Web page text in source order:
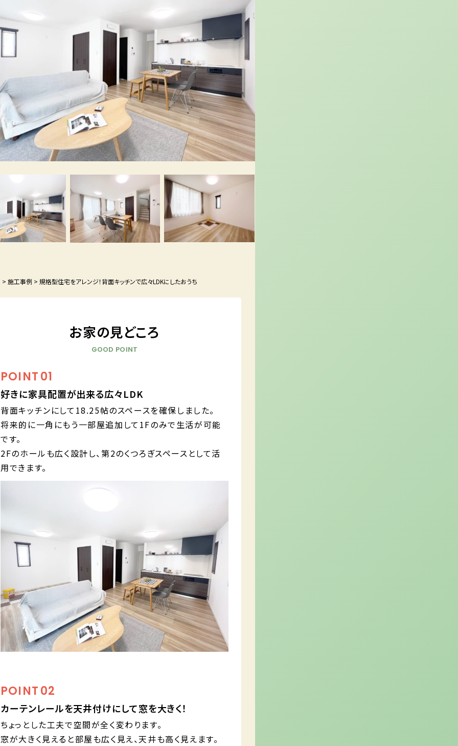
> 施工事例 > 規格型住宅をアレンジ！背面キッチンで広々LDKにしたおうち
お家の見どころ
GOOD POINT
POINT01
好きに家具配置が出来る広々LDK
背面キッチンにして18.25帖のスペースを確保しました。
将来的に一角にもう一部屋追加して1Fのみで生活が可能
です。
2Fのホールも広く設計し、第2のくつろぎスペースとして活
用できます。
POINT02
カーテンレールを天井付けにして窓を大きく！
ちょっとした工夫で空間が全く変わります。
窓が大きく見えると部屋も広く見え、天井も高く見えます。